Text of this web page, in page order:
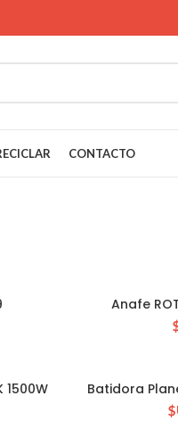
CONTACTO
Anafe
1500W
Batidora